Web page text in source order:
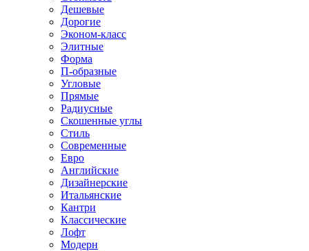
Дешевые
Дорогие
Эконом-класс
Элитные
Форма
П-образные
Угловые
Прямые
Радиусные
Скошенные углы
Стиль
Современные
Евро
Английские
Дизайнерские
Итальянские
Кантри
Классические
Лофт
Модерн